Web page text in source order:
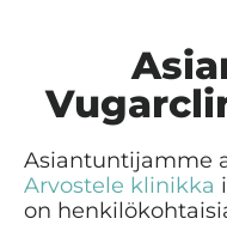
Asiantuntijamme
Arvostele klinikka
on